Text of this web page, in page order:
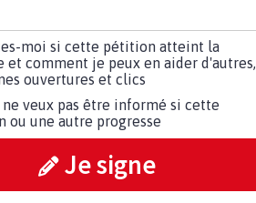
moi si cette pétition atteint la
et comment je peux en aider d'autres,
ouvertures et clics
ne veux pas être informé si cette
ou une autre progresse
Je signe